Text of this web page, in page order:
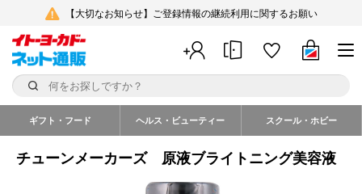
【大切なお知らせ】ご登録情報の継続利用に関するお願い
ギフト・フード ヘルス・ビューティー スクール・ホビー
チューンメーカーズ 原液ブライトニング美容液